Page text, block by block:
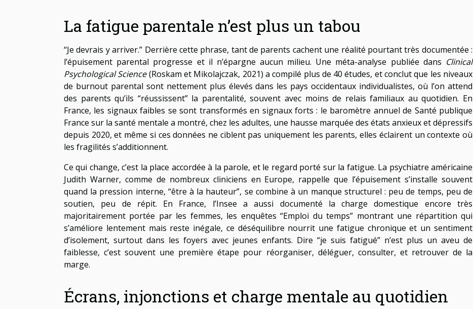
La fatigue parentale n’est plus un tabou
“Je devrais y arriver.” Derrière cette phrase, tant de parents cachent une réalité pourtant très documentée :
l’épuisement parental progresse et il n’épargne aucun milieu. Une méta-analyse publiée dans Clinical
Psychological Science(Roskam et Mikolajczak, 2021) a compilé plus de 40 études, et conclut que les niveaux
de burnout parental sont nettement plus élevés dans les pays occidentaux individualistes, où l’on attend
des parents qu’ils “réussissent” la parentalité, souvent avec moins de relais familiaux au quotidien. En
France, les signaux faibles se sont transformés en signaux forts : le baromètre annuel de Santé publique
France sur la santé mentale a montré, chez les adultes, une hausse marquée des états anxieux et dépressifs
depuis 2020, et même si ces données ne ciblent pas uniquement les parents, elles éclairent un contexte où
les fragilités s’additionnent.
Ce qui change, c’est la place accordée à la parole, et le regard porté sur la fatigue. La psychiatre américaine
Judith Warner, comme de nombreux cliniciens en Europe, rappelle que l’épuisement s’installe souvent
quand la pression interne, “être à la hauteur”, se combine à un manque structurel : peu de temps, peu de
soutien, peu de répit. En France, l’Insee a aussi documenté la charge domestique encore très
majoritairement portée par les femmes, les enquêtes “Emploi du temps” montrant une répartition qui
s’améliore lentement mais reste inégale, ce déséquilibre nourrit une fatigue chronique et un sentiment
d’isolement, surtout dans les foyers avec jeunes enfants. Dire “je suis fatigué” n’est plus un aveu de
faiblesse, c’est souvent une première étape pour réorganiser, déléguer, consulter, et retrouver de la
marge.
Écrans, injonctions et charge mentale au quotidien